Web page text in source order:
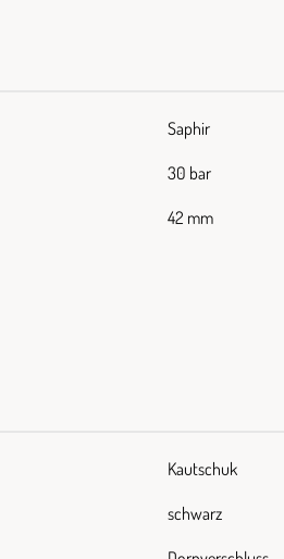
Saphir
30 bar
42 mm
Kautschuk
schwarz